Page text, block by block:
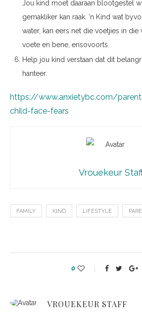
Jou kind moet daaraan blootgestel
gemakliker kan raak. ‘n Kind wat
water, kan eers net die voetjies in die
voete en bene, ensovoorts.
Help jou kind verstaan dat dit
hanteer.
https://www.anxietybc.com/
child-face-fears
Vrouekeur
FAMILY KIND LIFESTYLE
0
VROUEKEUR STAFF